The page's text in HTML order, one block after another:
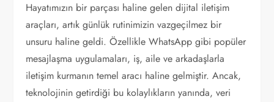
Hayatımızın bir parçası haline gelen dijital iletişim
araçları, artık günlük rutinimizin vazgeçilmez bir
unsuru haline geldi. Özellikle WhatsApp gibi popüler
mesajlaşma uygulamaları, iş, aile ve arkadaşlarla
iletişim kurmanın temel aracı haline gelmiştir. Ancak,
teknolojinin getirdiği bu kolaylıkların yanında, veri